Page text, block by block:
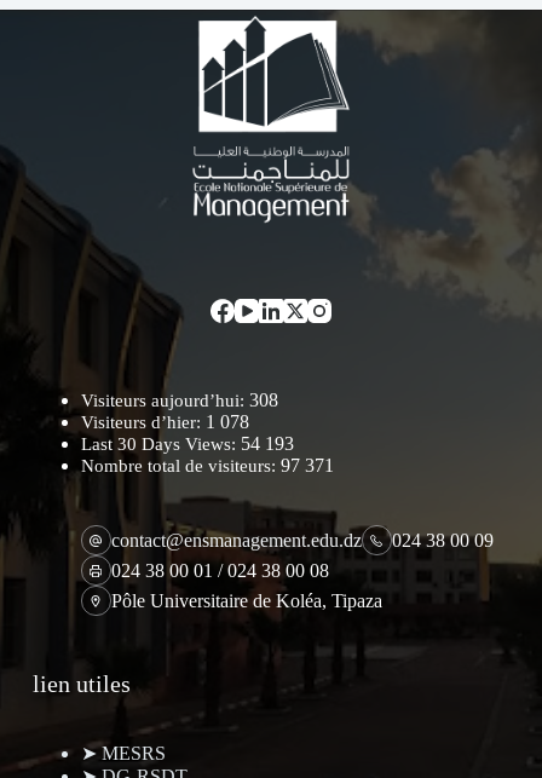
Visiteurs aujourd’hui: 308
Visiteurs d’hier: 1 078
Last 30 Days Views: 54 193
Nombre total de visiteurs: 97 371
contact@ensmanagement.edu.dz
024 38 00 09
024 38 00 01 / 024 38 00 08
Pôle Universitaire de Koléa, Tipaza
lien utiles
➤ MESRS